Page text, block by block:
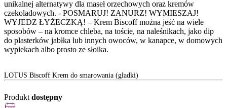
unikalnej alternatywy dla maseł orzechowych oraz kremów
czekoladowych. - POSMARUJ! ZANURZ! WYMIESZAJ!
WYJEDZ ŁYŻECZKĄ! – Krem Biscoff można jeść na wiele
sposobów – na kromce chleba, na toście, na naleśnikach, jako dip
do plasterków jabłka lub innych owoców, w kanapce, w domowych
wypiekach albo prosto ze słoika.
LOTUS Biscoff Krem do smarowania (gładki)
Produkt dostępny